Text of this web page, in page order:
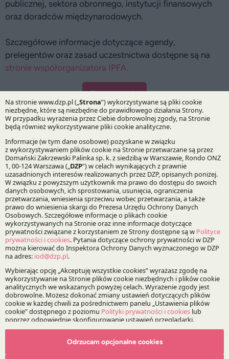
28.05.2026
Autorzy:
Tomasz Darowski
Magdalena Skowrońska
Praktyki:
Infrastruktura i Energetyka
Rynki Kapitałowe i Instytucje Finansowe
Specjalizacje:
Obronność i przemysł kosmiczny
Partnerstwo publiczno-prywatne i koncesje
publicznej, sektora obronnego, instytucji finansowych
oraz doradców międzynarodowych.
Szczegółowe informacje dotyczące agendy,
prelegentów oraz zasad uczestnictwa dostępne są na
stronie współorganizatora IPFA.
Zaproszenie
Odrzucam opcjonalne cookies